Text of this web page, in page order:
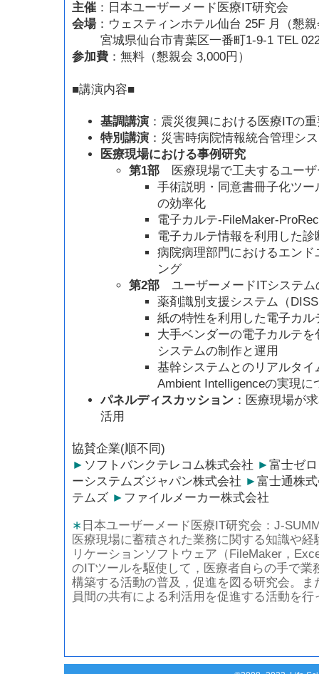
主催 ：日本ユーザーメード医療IT研究会
会場：ウェスティンホテル仙台 25F 月（懇
宮城県仙台市青葉区一番町1-9-1 TEL
参加費 ：無料（懇親会 3,000円）
■講演内容■
基調講演 ：震災復興における医療ITの
特別講演 ：災害時病院情報統合管理シ
医療現場における事例研究
第1部 医療現場で工夫するユー
手術説明・同意書冊子化ツ
の効率化
電子カルテ-FileMaker-
電子カルテ情報を利用した診
病院病理部門におけるエン
ング
第2部 ユーザーメードITシステム
薬剤識別支援システム（
紙の特性を利用した電子カル
大手ベンダーの電子カルテ
システムの制作と運用
基幹システムとのリアルタ
Ambient Intelligenceの実現に
パネルディスカッション ：医療現場が
活用
協賛企業(順不同)
► ソフトバンクテレコム株式会社 ► 富士ゼ
ーシステムズジャパン株式会社 ► 富士通株
テムズ ► ファイルメーカー株式会社
∗ 日本ユーザーメード医療IT研究会：J-
医療現場に蓄積された業務に関する知識や
リケーションソフトウェア（FileMaker，
のITツールを駆使して，医療者自らの手で業
構築する活動の普及，促進を図る研究会。
員間の共有による利活用を促進する活動を行